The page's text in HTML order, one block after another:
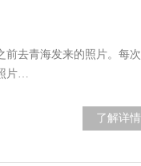
前去青海发来的照片。每
片…
了解详情